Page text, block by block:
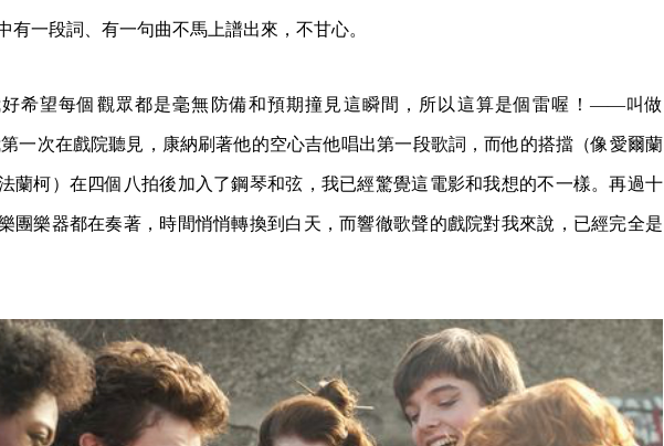
有一段詞、有一句曲不馬上譜出來，不甘心。
希望每個觀眾都是毫無防備和預期撞見這瞬間，所以這算是個雷喔！——叫做
第一次在戲院聽見，康納刷著他的空心吉他唱出第一段歌詞，而他的搭擋（像愛爾蘭
蘭柯）在四個八拍後加入了鋼琴和弦，我已經驚覺這電影和我想的不一樣。再過十
團樂器都在奏著，時間悄悄轉換到白天，而響徹歌聲的戲院對我來說，已經完全是